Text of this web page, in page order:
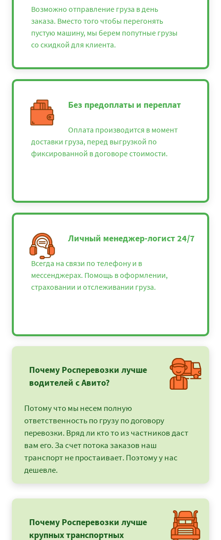
Возможно отправление груза в день
заказа. Вместо того чтобы перегонять
пустую машину, мы берем попутные грузы
со скидкой для клиента.
Без предоплаты и переплат
Оплата производится в момент
доставки груза, перед выгрузкой по
фиксированной в договоре стоимости.
Личный менеджер-логист 24/7
Всегда на связи по телефону и в
мессенджерах. Помощь в оформлении,
страховании и отслеживании груза.
Почему Росперевозки лучше
водителей с Авито?
Потому что мы несем полную
ответственность по грузу по договору
перевозки. Вряд ли кто то из частников даст
вам его. За счет потока заказов наш
транспорт не простаивает. Поэтому у нас
дешевле.
Почему Росперевозки лучше
крупных транспортных